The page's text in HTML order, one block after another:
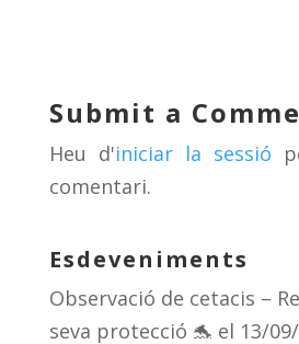
y d
s
a
m
ar
te
ix
Submit a
Heu d'iniciar la sessió
comentari.
Esdeveniments
Observació de cetacis –
seva protecció 🐬 el 13/